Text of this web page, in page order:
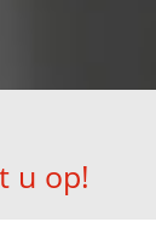
u op!